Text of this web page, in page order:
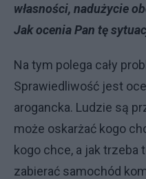
własności, nadużycie
Jak ocenia Pan tę
Na tym polega cały
Sprawiedliwość jest
arogancka. Ludzie są
może oskarżać kogo
kogo chce, a jak trzeba
zabierać samochód